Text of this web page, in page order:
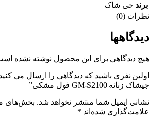
برند جی شاک
نظرات (0)
دیدگاهها
هیچ دیدگاهی برای این محصول نوشته نشده
اولین نفری باشید که دیدگاهی را ارسال می
جیشاک زنانه GM-S2100 فول مشکی”
نشانی ایمیل شما منتشر نخواهد شد. بخش‌های
علامت‌گذاری شده‌اند *